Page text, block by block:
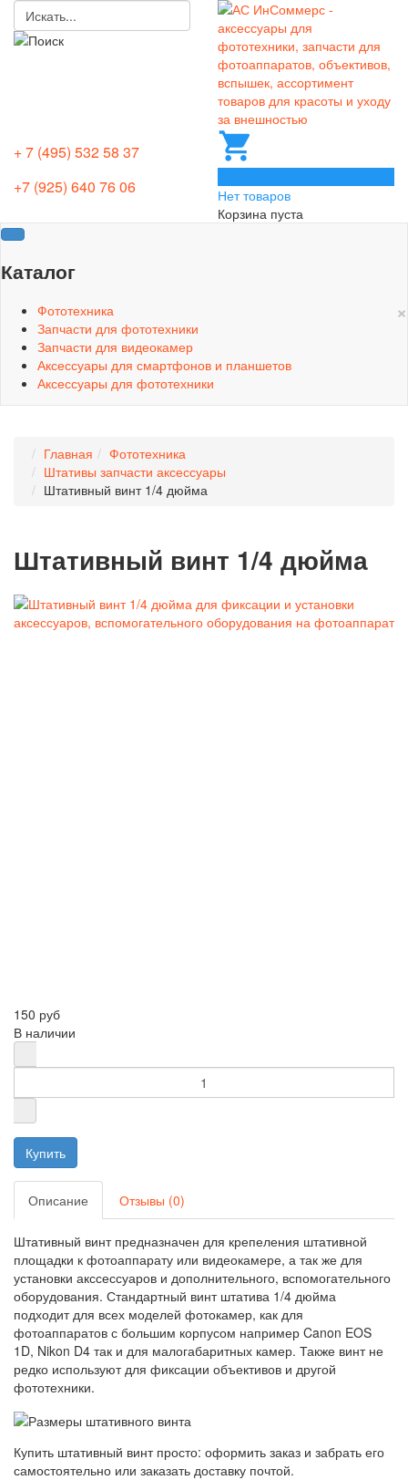
+ 7 (495) 532 58 37
+7 (925) 640 76 06
Нет товаров
Корзина пуста
Каталог
×
Фототехника
Запчасти для фототехники
Запчасти для видеокамер
Аксессуары для смартфонов и планшетов
Аксессуары для фототехники
Главная
Фототехника
Штативы запчасти аксессуары
Штативный винт 1/4 дюйма
Штативный винт 1/4 дюйма
150 руб
В наличии
Описание Отзывы (0)
Штативный винт предназначен для крепеления штативной
площадки к фотоаппарату или видеокамере, а так же для
установки акссессуаров и дополнительного, вспомогательного
оборудования. Стандартный винт штатива 1/4 дюйма
подходит для всех моделей фотокамер, как для
фотоаппаратов с большим корпусом например Canon EOS
1D, Nikon D4 так и для малогабаритных камер. Также винт не
редко используют для фиксации объективов и другой
фототехники.
Купить штативный винт просто: оформить заказ и забрать его
самостоятельно или заказать доставку почтой.